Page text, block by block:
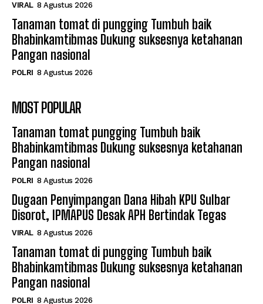
VIRAL 8 Agustus 2026
Tanaman tomat di pungging Tumbuh baik
Bhabinkamtibmas Dukung suksesnya ketahanan
Pangan nasional
POLRI 8 Agustus 2026
MOST POPULAR
Tanaman tomat pungging Tumbuh baik
Bhabinkamtibmas Dukung suksesnya ketahanan
Pangan nasional
POLRI 8 Agustus 2026
Dugaan Penyimpangan Dana Hibah KPU Sulbar
Disorot, IPMAPUS Desak APH Bertindak Tegas
VIRAL 8 Agustus 2026
Tanaman tomat di pungging Tumbuh baik
Bhabinkamtibmas Dukung suksesnya ketahanan
Pangan nasional
POLRI 8 Agustus 2026